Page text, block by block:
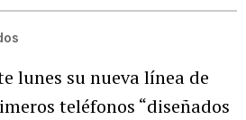
lunes su nueva línea de
teléfonos “diseñados